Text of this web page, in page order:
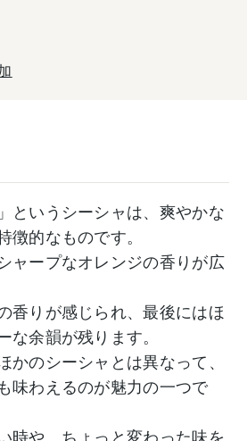
というシーシャは、爽やかな
徴的なものです。
ャープなオレンジの香りが広
香りが感じられ、最後にはほ
な余韻が残ります。
かのシーシャとは異なって、
味わえるのが魅力の一つで
時や、ちょっと変わった味を